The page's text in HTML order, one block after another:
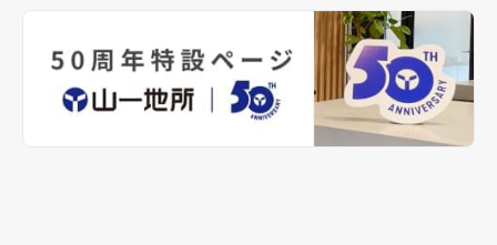
エリアから探す
train
路線から探す
事業用・投資用を探す keyboard_arrow_right
相続相談をしたい keyboard_arrow_right
不動産に投資したい keyboard_arrow_right
keyboard_arrow_right
パーパス keyboard_arrow_right
CM紹介
keyboard_arrow_right
レンタルオフィス keyboard_arrow_right
貸会議室 keyboard_arrow_right
open_in_new
keyboard_arrow_right
退去される方へ keyboard_arrow_right
※準備中 住まいのしおり（PDF）
05月
間取り 1K 間取り内訳
洋室
6.4 帖
K 2.5
帖